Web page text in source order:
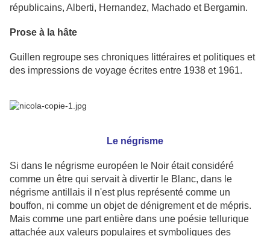
républicains, Alberti, Hernandez, Machado et Bergamin.
Prose à la hâte
Guillen regroupe ses chroniques littéraires et politiques et
des impressions de voyage écrites entre 1938 et 1961.
Le négrisme
Si dans le négrisme européen le Noir était considéré
comme un être qui servait à divertir le Blanc, dans le
négrisme antillais il n'est plus représenté comme un
bouffon, ni comme un objet de dénigrement et de mépris.
Mais comme une part entière dans une poésie tellurique
attachée aux valeurs populaires et symboliques des